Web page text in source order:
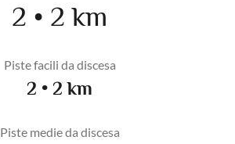
2 • 2 km
Piste facili da discesa
2 • 2 km
Piste medie da discesa